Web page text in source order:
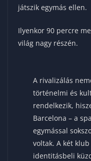
játszik egymás ellen.
Ilyenkor 90 percre
világ nagy részén.
A rivalizálás
történelmi és
rendelkezik,
Barcelona – a
egymással
voltak. A két
identitásbeli